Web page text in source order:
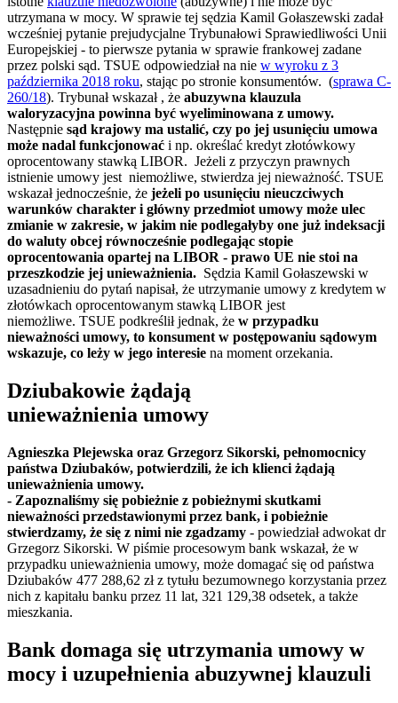
utrzymana w mocy. W sprawie tej sędzia Kamil Gołaszewski zadał
wcześniej pytanie prejudycjalne Trybunałowi Sprawiedliwości Unii
Europejskiej - to pierwsze pytania w sprawie frankowej zadane
przez polski sąd. TSUE odpowiedział na nie w wyroku z 3
października 2018 roku, stając po stronie konsumentów. (sprawa C-
260/18). Trybunał wskazał , że abuzywna klauzula
waloryzacyjna powinna być wyeliminowana z umowy.
Następnie sąd krajowy ma ustalić, czy po jej usunięciu umowa
może nadal funkcjonować i np. określać kredyt złotówkowy
oprocentowany stawką LIBOR. Jeżeli z przyczyn prawnych
istnienie umowy jest niemożliwe, stwierdza jej nieważność. TSUE
wskazał jednocześnie, że jeżeli po usunięciu nieuczciwych
warunków charakter i główny przedmiot umowy może ulec
zmianie w zakresie, w jakim nie podlegałyby one już indeksacji
do waluty obcej równocześnie podlegając stopie
oprocentowania opartej na LIBOR - prawo UE nie stoi na
przeszkodzie jej unieważnienia. Sędzia Kamil Gołaszewski w
uzasadnieniu do pytań napisał, że utrzymanie umowy z kredytem w
złotówkach oprocentowanym stawką LIBOR jest
niemożliwe. TSUE podkreślił jednak, że w przypadku
nieważności umowy, to konsument w postępowaniu sądowym
wskazuje, co leży w jego interesie na moment orzekania.
Dziubakowie żądają
unieważnienia umowy
Agnieszka Plejewska oraz Grzegorz Sikorski, pełnomocnicy
państwa Dziubaków, potwierdzili, że ich klienci żądają
unieważnienia umowy.
- Zapoznaliśmy się pobieżnie z pobieżnymi skutkami
nieważności przedstawionymi przez bank, i pobieżnie
stwierdzamy, że się z nimi nie zgadzamy - powiedział adwokat dr
Grzegorz Sikorski. W piśmie procesowym bank wskazał, że w
przypadku unieważnienia umowy, może domagać się od państwa
Dziubaków 477 288,62 zł z tytułu bezumownego korzystania przez
nich z kapitału banku przez 11 lat, 321 129,38 odsetek, a także
mieszkania.
Bank domaga się utrzymania umowy w
mocy i uzupełnienia abuzywnej klauzuli